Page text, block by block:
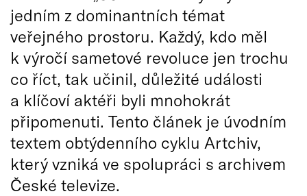
jedním z dominantních témat
veřejného prostoru. Každý, kdo měl
k výročí sametové revoluce jen trochu
co říct, tak učinil, důležité události
a klíčoví aktéři byli mnohokrát
připomenuti. Tento článek je úvodním
textem obtýdenního cyklu Artchiv,
který vzniká ve spolupráci s archivem
České televize.